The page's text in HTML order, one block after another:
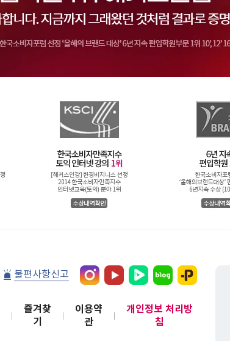
불편사항신고
즐겨찾
기
이용약
관
개인정보 처리방
침